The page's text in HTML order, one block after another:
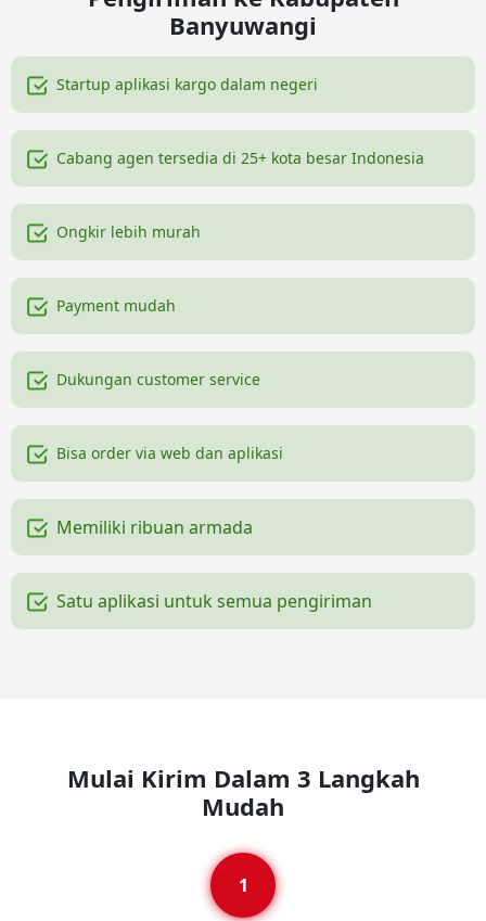
Banyuwangi
Startup aplikasi kargo dalam negeri
Cabang agen tersedia di 25+ kota besar Indonesia
Ongkir lebih murah
Payment mudah
Dukungan customer service
Bisa order via web dan aplikasi
Memiliki ribuan armada
Satu aplikasi untuk semua pengiriman
Mulai Kirim Dalam 3 Langkah
Mudah